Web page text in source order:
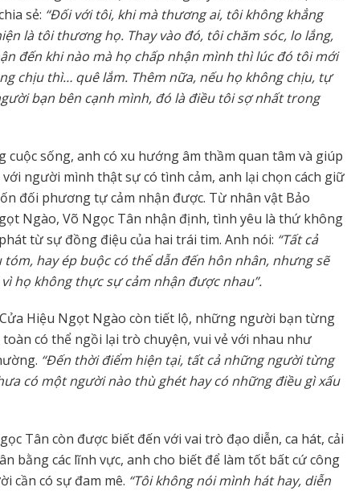
sẻ: “Đối với tôi, khi mà thương ai, tôi không khẳng
là tôi thương họ. Thay vào đó, tôi chăm sóc, lo lắng,
đến khi nào mà họ chấp nhận mình thì lúc đó tôi mới
chịu thì… quê lắm. Thêm nữa, nếu họ không chịu, tự
bạn bên cạnh mình, đó là điều tôi sợ nhất trong
cuộc sống, anh có xu hướng âm thầm quan tâm và giúp
người mình thật sự có tình cảm, anh lại chọn cách giữ
đối phương tự cảm nhận được. Từ nhân vật Bảo
Ngào, Võ Ngọc Tân nhận định, tình yêu là thứ không
từ sự đồng điệu của hai trái tim. Anh nói: “Tất cả
hay ép buộc có thể dẫn đến hôn nhân, nhưng sẽ
họ không thực sự cảm nhận được nhau”.
Hiệu Ngọt Ngào còn tiết lộ, những người bạn từng
có thể ngồi lại trò chuyện, vui vẻ với nhau như
“Đến thời điểm hiện tại, tất cả những người từng
có một người nào thù ghét hay có những điều gì xấu
Tân còn được biết đến với vai trò đạo diễn, ca hát, cải
bằng các lĩnh vực, anh cho biết để làm tốt bất cứ công
cần có sự đam mê. “Tôi không nói mình hát hay, diễn